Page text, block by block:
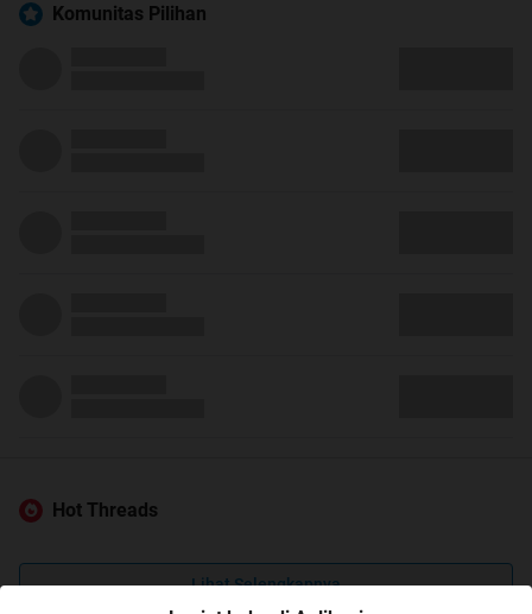
Komunitas Pilihan
Hot Threads
Lihat Selengkapnya